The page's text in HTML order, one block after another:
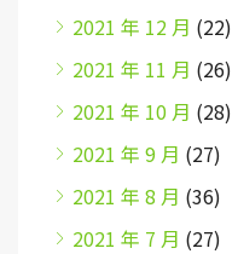
2021 年 12 月 (22)
2021 年 11 月 (26)
2021 年 10 月 (28)
2021 年 9 月 (27)
2021 年 8 月 (36)
2021 年 7 月 (27)